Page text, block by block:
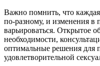
Важно помнить, что
по-разному, и изменения в
варьироваться. Открытое
необходимости,
оптимальные решения для
удовлетворительной